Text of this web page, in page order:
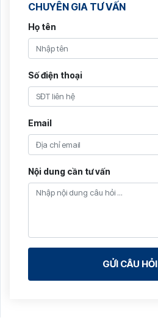
CHUYÊN GIA TƯ VẤN
Họ tên
Số điện thoại
Email
Nội dung cần tư vấn
GỬI CÂU HỎI